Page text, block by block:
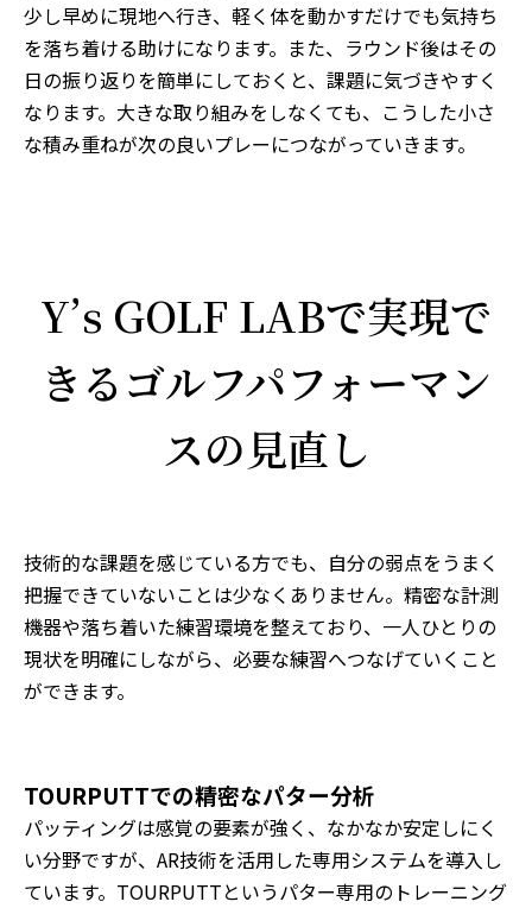
少し早めに現地へ行き、軽く体を動かすだけでも気持ち
を落ち着ける助けになります。また、ラウンド後はその
日の振り返りを簡単にしておくと、課題に気づきやすく
なります。大きな取り組みをしなくても、こうした小さ
な積み重ねが次の良いプレーにつながっていきます。
Y’s GOLF LABで実現で
きるゴルフパフォーマン
スの見直し
技術的な課題を感じている方でも、自分の弱点をうまく
把握できていないことは少なくありません。精密な計測
機器や落ち着いた練習環境を整えており、一人ひとりの
現状を明確にしながら、必要な練習へつなげていくこと
ができます。
TOURPUTTでの精密なパター分析
パッティングは感覚の要素が強く、なかなか安定しにく
い分野ですが、AR技術を活用した専用システムを導入し
ています。TOURPUTTというパター専用のトレーニング